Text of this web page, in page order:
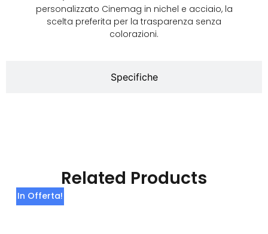
Specifiche
personalizzato Cinemag in nichel e acciaio, la
scelta preferita per la trasparenza senza
colorazioni.
Related Products
In Offerta!